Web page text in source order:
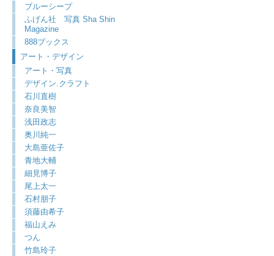
ブルーシープ
ふげん社 写真 Sha Shin
Magazine
888ブックス
アート・デザイン
アート・写真
デザイン.クラフト
石川直樹
奈良美智
浅田政志
奥川純一
大島亜佐子
青地大輔
細見博子
尾上太一
石村朋子
須藤由希子
福山えみ
つん
竹島玲子